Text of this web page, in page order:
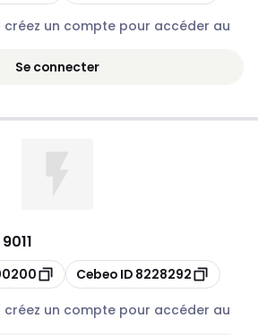
un compte pour accéder au
Se connecter
Copier
Cebeo ID 8228292
un compte pour accéder au